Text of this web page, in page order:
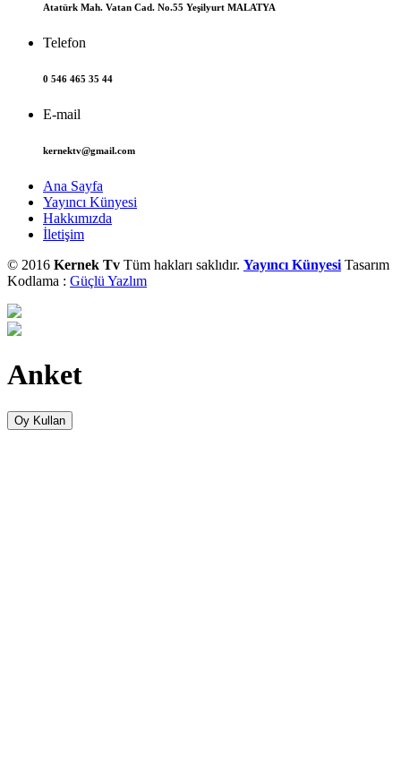
Atatürk Mah. Vatan Cad. No.55 Yeşilyurt MALATYA
Telefon
0 546 465 35 44
E-mail
kernektv@gmail.com
Ana Sayfa
Yayıncı Künyesi
Hakkımızda
İletişim
© 2016 Kernek Tv Tüm hakları saklıdır. Yayıncı Künyesi Tasarım
Kodlama : Güçlü Yazlım
Anket